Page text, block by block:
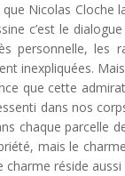
Nicolas Cloche
c’est le
personnelle, les
inexpliquées.
que cette
dans nos
chaque parcelle
mais le
réside